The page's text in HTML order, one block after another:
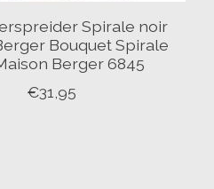
Spirale noir
Bouquet Spirale
Berger 6845
€31,95